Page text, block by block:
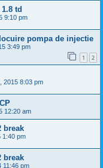
td
9:10 pm
pompa de injectie
3:49 pm
1 2
2015 8:03 pm
12:20 am
break
1:40 pm
break
11:46 pm